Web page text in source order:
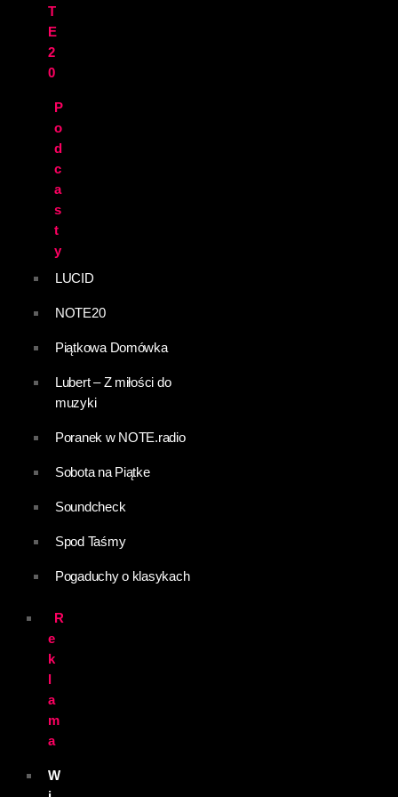
T
E
2
0
P
o
d
c
a
s
t
y
LUCID
NOTE20
Piątkowa Domówka
Lubert – Z miłości do
muzyki
Poranek w NOTE.radio
Sobota na Piątke
Soundcheck
Spod Taśmy
Pogaduchy o klasykach
R
e
k
l
a
m
a
W